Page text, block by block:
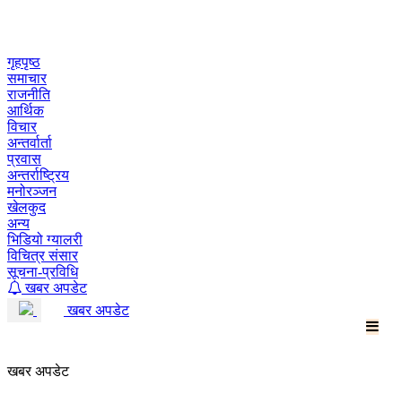
गृहपृष्ठ
समाचार
राजनीति
आर्थिक
विचार
अन्तर्वार्ता
प्रवास
अन्तर्राष्ट्रिय
मनोरञ्जन
खेलकुद
अन्य
भिडियो ग्यालरी
विचित्र संसार
सूचना-प्रविधि
खबर अपडेट
खबर अपडेट
खबर अपडेट